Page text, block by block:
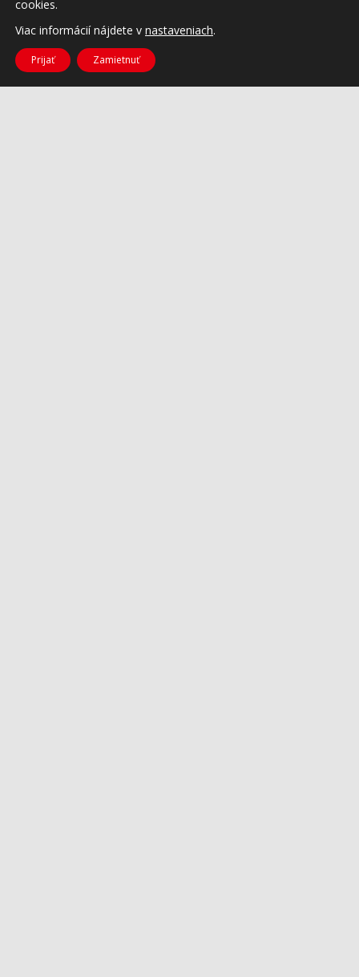
cookies.
Viac informácií nájdete v nastaveniach.
Prijať Zamietnuť